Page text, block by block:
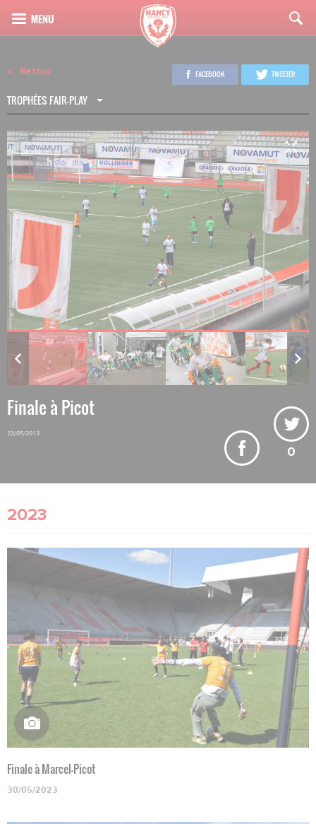
Retour
TROPHÉES FAIR-PLAY
FACEBOOK TWEETER
3 24
Finale à Picot
23/05/2013
0
2023
Finale à Marcel-Picot
30/05/2023